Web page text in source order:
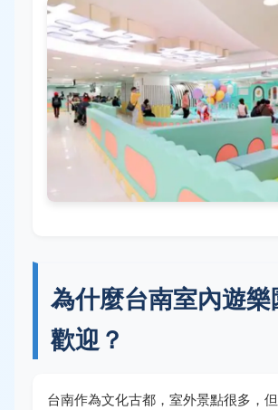
為什麼台南室內遊
歡迎？
台南作為文化古都，室外景點很多，